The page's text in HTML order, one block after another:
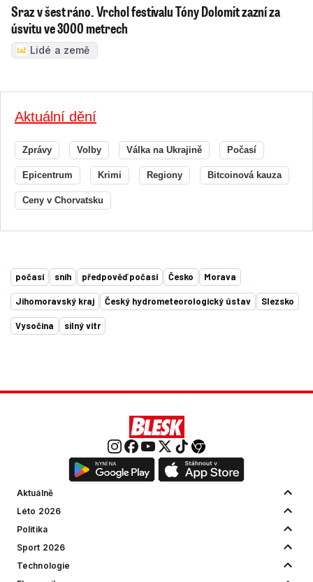
Sraz v šest ráno. Vrchol festivalu Tóny Dolomit zazní za
úsvitu ve 3000 metrech
Lidé a země
Aktuální dění
Zprávy Volby Válka na Ukrajině Počasí
Epicentrum Krimi Regiony Bitcoinová kauza
Ceny v Chorvatsku
počasí sníh předpověď počasí Česko Morava
Jihomoravský kraj Český hydrometeorologický ústav Slezsko
Vysočina silný vítr
Aktuálně
Léto 2026
Politika
Sport 2026
Technologie